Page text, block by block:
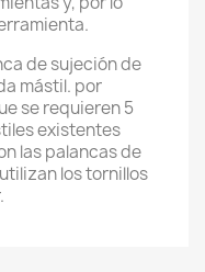
.
de sujeción de
mástil. por
se requieren 5
existentes
las palancas de
los tornillos